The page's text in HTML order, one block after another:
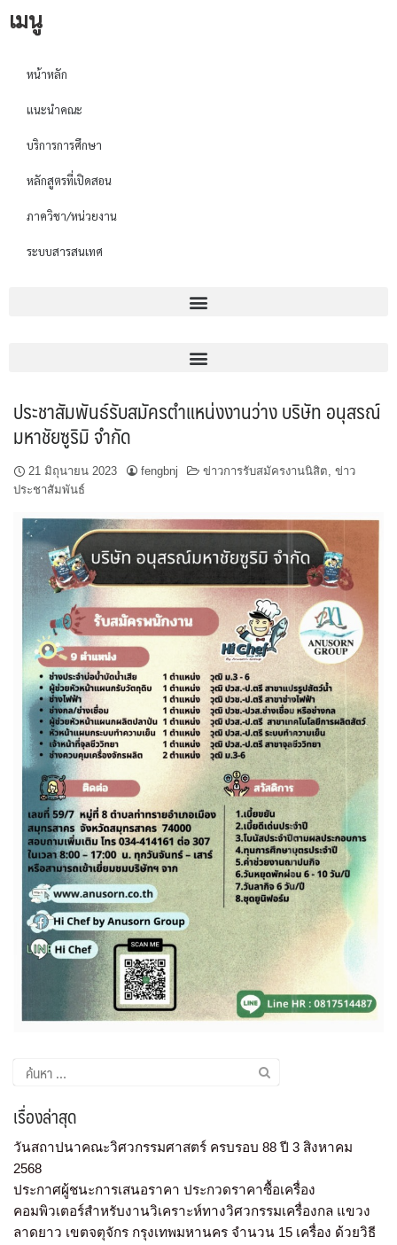
เมนู
หน้าหลัก
แนะนำคณะ
บริการการศึกษา
หลักสูตรที่เปิดสอน
ภาควิชา/หน่วยงาน
ระบบสารสนเทศ
ประชาสัมพันธ์รับสมัครตำแหน่งงานว่าง บริษัท อนุสรณ์
มหาชัยซูริมิ จำกัด
21 มิถุนายน 2023 fengbnj ข่าวการรับสมัครงานนิสิต, ข่าว
ประชาสัมพันธ์
เรื่องล่าสุด
วันสถาปนาคณะวิศวกรรมศาสตร์ ครบรอบ 88 ปี 3 สิงหาคม
2568
ประกาศผู้ชนะการเสนอราคา ประกวดราคาซื้อเครื่อง
คอมพิวเตอร์สำหรับงานวิเคราะห์ทางวิศวกรรมเครื่องกล แขวง
ลาดยาว เขตจตุจักร กรุงเทพมหานคร จำนวน 15 เครื่อง ด้วยวิธี